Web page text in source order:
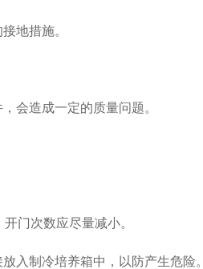
地措施。
会造成一定的质量问题。
门次数应尽量减小。
入制冷培养箱中，以防产生危险。